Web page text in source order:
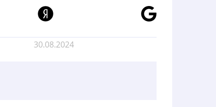
30.08.2024